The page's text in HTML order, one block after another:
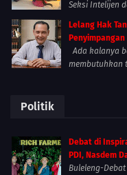
Seksi Intelijen
Lelang Hak
Penyimpangan
Ada kalanya
membutuhkan
Politik
Debat di
PDI, Nasdem
Buleleng-